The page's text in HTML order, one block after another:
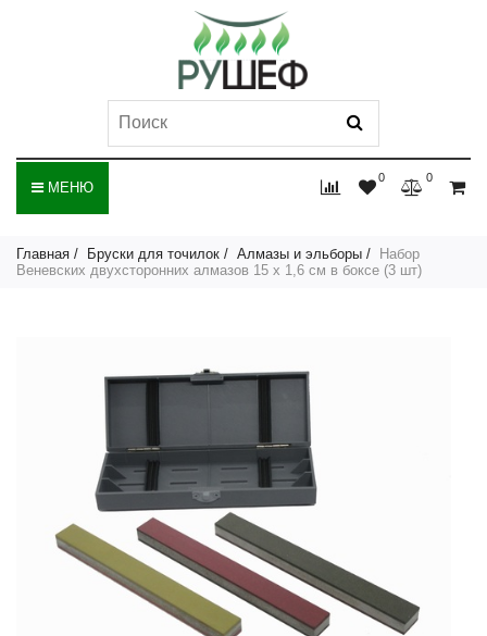
0 0
МЕНЮ
Главная Бруски для точилок Алмазы и эльборы
Набор
Веневских двухсторонних алмазов 15 x 1,6 см в боксе (3 шт)